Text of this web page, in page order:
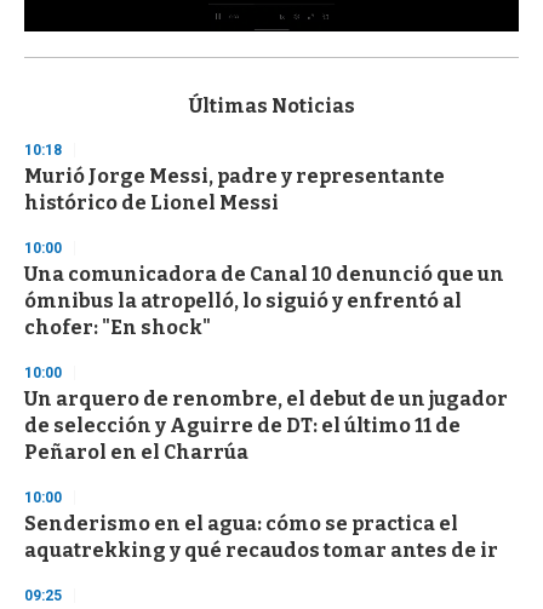
s
d
s
o
f
3
s
e
c
o
d
s
Últimas Noticias
10:18
Murió Jorge Messi, padre y representante
histórico de Lionel Messi
10:00
Una comunicadora de Canal 10 denunció que un
ómnibus la atropelló, lo siguió y enfrentó al
chofer: "En shock"
10:00
Un arquero de renombre, el debut de un jugador
de selección y Aguirre de DT: el último 11 de
Peñarol en el Charrúa
10:00
Senderismo en el agua: cómo se practica el
aquatrekking y qué recaudos tomar antes de ir
09:25